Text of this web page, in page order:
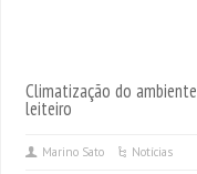
Climatização do
leiteiro
Marino Sato Notícias